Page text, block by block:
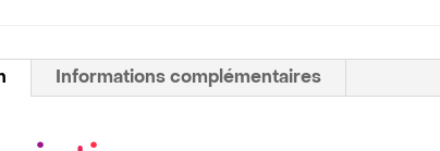
Informations complémentaires